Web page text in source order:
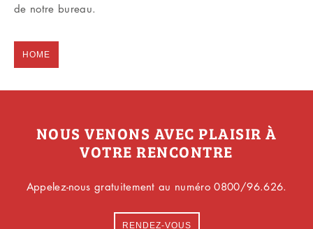
de notre bureau.
HOME
NOUS VENONS AVEC PLAISIR À
VOTRE RENCONTRE
Appelez-nous gratuitement au numéro 0800/96.626.
RENDEZ-VOUS